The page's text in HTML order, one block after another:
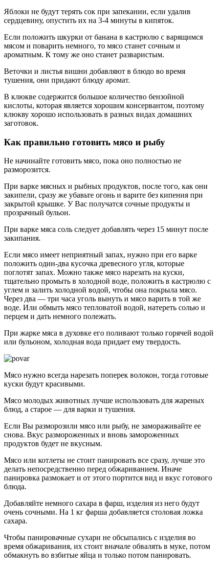
Яблоки не будут терять сок при запекании, если удалив
сердцевину, опустить их на 3-4 минуты в кипяток.
Если положить шкурки от банана в кастрюлю с варящимся
мясом и поварить немного, то мясо станет сочным и
ароматным. К тому же оно станет разваристым.
Веточки и листья вишни добавляют в блюдо во время
тушения, они придают блюду аромат.
В клюкве содержится большое количество бензойной
кислоты, которая является хорошим консервантом, поэтому
клюкву хорошо использовать в разных видах домашних
заготовок.
Как правильно готовить мясо и рыбу
Не начинайте готовить мясо, пока оно полностью не
разморозится.
При варке мясных и рыбных продуктов, после того, как они
закипели, сразу же убавьте огонь и варите без кипения при
закрытой крышке. У Вас получатся сочные продукты и
прозрачный бульон.
При варке мяса соль следует добавлять через 15 минут после
закипания.
Если мясо имеет неприятный запах, нужно при его варке
положить один-два кусочка древесного угля, которые
поглотят запах. Можно также мясо нарезать на куски,
тщательно промыть в холодной воде, положить в кастрюлю с
углем и залить холодной водой, чтобы она покрыла мясо.
Через два — три часа уголь вынуть и мясо варить в той же
воде. Или обмыть мясо тепловатой водой, натереть солью и
перцем и дать немного полежать.
При жарке мяса в духовке его поливают только горячей водой
или бульоном, холодная вода придает ему твердость.
Мясо нужно всегда нарезать поперек волокон, тогда готовые
куски будут красивыми.
Мясо молодых животных лучше использовать для жареных
блюд, а старое — для варки и тушения.
Если Вы разморозили мясо или рыбу, не замораживайте ее
снова. Вкус размороженных и вновь замороженных
продуктов будет не вкусным.
Мясо или котлеты не стоит панировать все сразу, лучше это
делать непосредственно перед обжариванием. Иначе
панировка размокает и от этого портится вид и вкус готового
блюда.
Добавляйте немного сахара в фарш, изделия из него будут
очень сочными. На 1 кг фарша добавляется столовая ложка
сахара.
Чтобы панировачные сухари не обсыпались с изделия во
время обжаривания, их стоит вначале обвалять в муке, потом
обмакнуть во взбитые яйца и только потом панировать.